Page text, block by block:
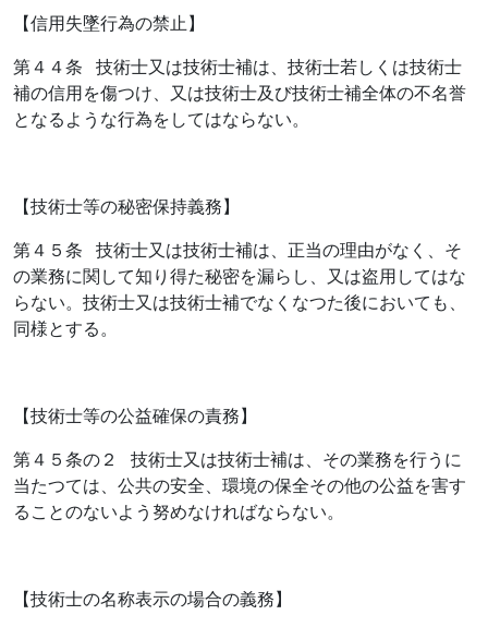
【信用失墜行為の禁止】
第４４条 技術士又は技術士補は、技術士若しくは技術士
補の信用を傷つけ、又は技術士及び技術士補全体の不名誉
となるような行為をしてはならない。
【技術士等の秘密保持義務】
第４５条 技術士又は技術士補は、正当の理由がなく、そ
の業務に関して知り得た秘密を漏らし、又は盗用してはな
らない。技術士又は技術士補でなくなつた後においても、
同様とする。
【技術士等の公益確保の責務】
第４５条の２ 技術士又は技術士補は、その業務を行うに
当たつては、公共の安全、環境の保全その他の公益を害す
ることのないよう努めなければならない。
【技術士の名称表示の場合の義務】